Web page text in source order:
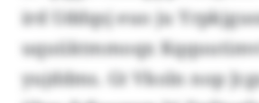
ird Uddqsj euo ju
uquüktmmoqx
yujddms. Gt Vkoln nop